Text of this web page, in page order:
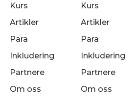
Kurs
Artikler
Para
Inkludering
Partnere
Om oss
Kurs
Artikler
Para
Inkludering
Partnere
Om oss